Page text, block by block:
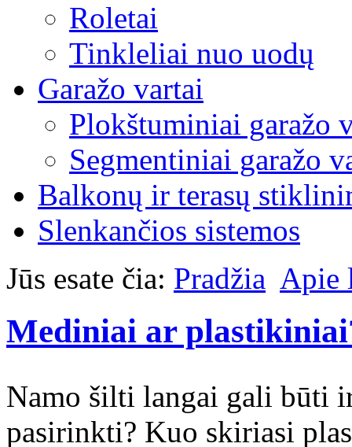
Roletai
Tinkleliai nuo uodų
Garažo vartai
Plokštuminiai garažo
Segmentiniai garažo
Balkonų ir terasų
Slenkančios sistemos
Jūs esate čia: Pradžia Apie
Mediniai ar
Namo šilti langai gali būti
pasirinkti? Kuo skiriasi